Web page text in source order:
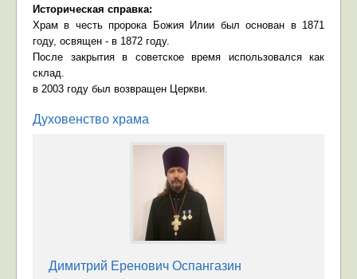
Историческая справка:
Храм в честь пророка Божия Илии был основан в 1871
году, освящен - в 1872 году.
После закрытия в советское время использовался как
склад.
в 2003 году был возвращен Церкви.
Духовенство храма
Димитрий Еренович Оспангазин